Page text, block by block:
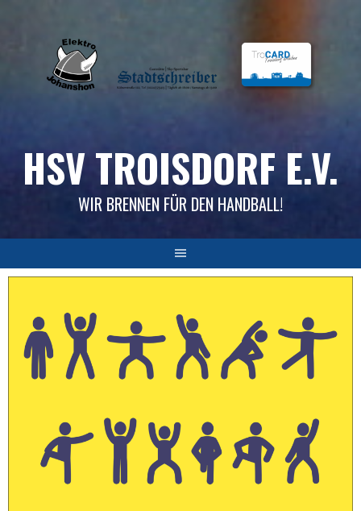
HSV TROISDORF E.V.
WIR BRENNEN FÜR DEN HANDBALL!